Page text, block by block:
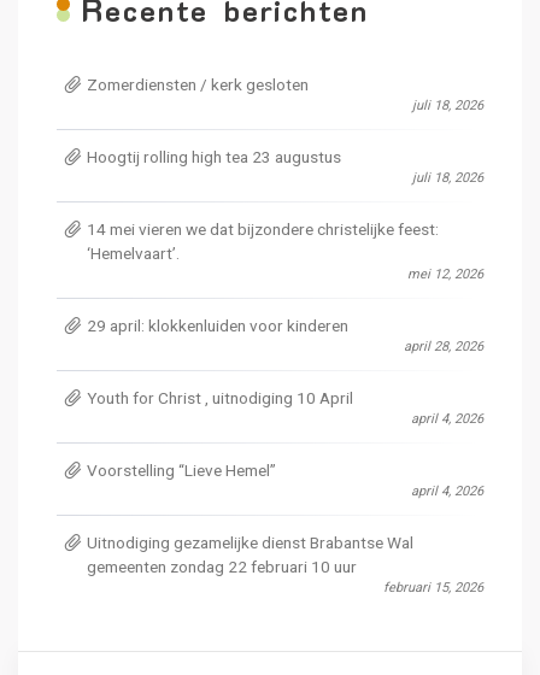
ecente berichten
Zomerdiensten / kerk gesloten
juli 18, 2026
Hoogtij rolling high tea 23 augustus
juli 18, 2026
14 mei vieren we dat bijzondere christelijke feest:
‘Hemelvaart’.
mei 12, 2026
29 april: klokkenluiden voor kinderen
april 28, 2026
Youth for Christ , uitnodiging 10 April
april 4, 2026
Voorstelling “Lieve Hemel”
april 4, 2026
Uitnodiging gezamelijke dienst Brabantse Wal
gemeenten zondag 22 februari 10 uur
februari 15, 2026